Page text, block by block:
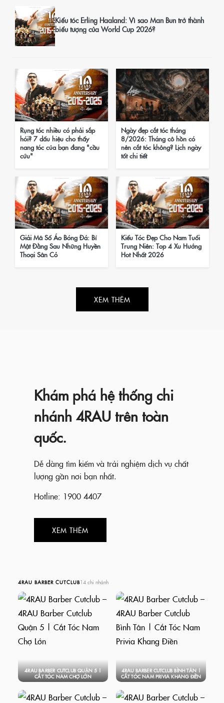
Kiểu tóc Erling Haaland: Vì sao Man Bun trở thành
biểu tượng của World Cup 2026?
Rụng tóc nhiều có phải sắp
hói? 7 dấu hiệu cho thấy
nang tóc của bạn đang "cầu
cứu"
Ngày đẹp cắt tóc tháng
8/2026: Tháng cô hồn có
nên cắt tóc không? Lịch ngày
tốt chi tiết
Giải Mã Số Áo Bóng Đá: Bí
Mật Đằng Sau Những Huyền
Thoại Sân Cỏ
Kiểu Tóc Đẹp Cho Nam Tuổi
Trung Niên: Top 4 Xu Hướng
Hot Nhất 2026
XEM THÊM
Khám phá hệ thống chi
nhánh 4RAU trên toàn
quốc.
Dễ dàng tìm kiếm và trải nghiệm dịch vụ chất
lượng gần nơi bạn nhất.
Hotline: 1900 4407
XEM THÊM
4RAU BARBER CUTCLUB14 chi nhánh
4RAU BARBER CUTCLUB QUẬN 5 |
CẮT TÓC NAM CHỢ LỚN
4RAU BARBER CUTCLUB BÌNH TÂN |
CẮT TÓC NAM PRIVIA KHANG ĐIỀN